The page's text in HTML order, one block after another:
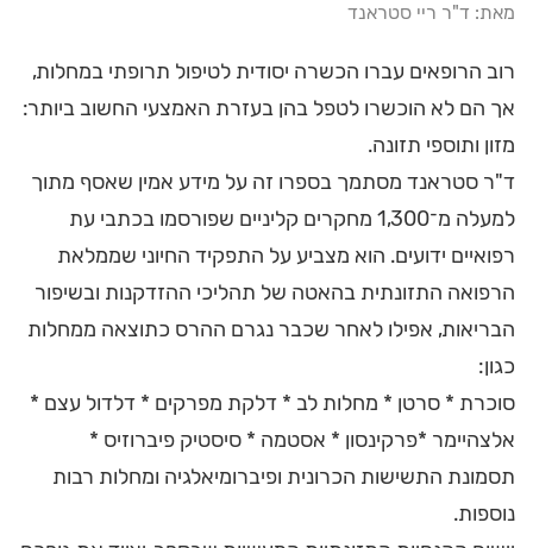
מאת: ד"ר ריי סטראנד
רוב הרופאים עברו הכשרה יסודית לטיפול תרופתי במחלות,
אך הם לא הוכשרו לטפל בהן בעזרת האמצעי החשוב ביותר:
מזון ותוספי תזונה.
ד"ר סטראנד מסתמך בספרו זה על מידע אמין שאסף מתוך
למעלה מ־1,300 מחקרים קליניים שפורסמו בכתבי עת
רפואיים ידועים. הוא מצביע על התפקיד החיוני שממלאת
הרפואה התזונתית בהאטה של תהליכי ההזדקנות ובשיפור
הבריאות, אפילו לאחר שכבר נגרם ההרס כתוצאה ממחלות
כגון:
סוכרת * סרטן * מחלות לב * דלקת מפרקים * דלדול עצם *
אלצהיימר *פרקינסון * אסטמה * סיסטיק פיברוזיס *
תסמונת התשישות הכרונית ופיברומיאלגיה ומחלות רבות
נוספות.